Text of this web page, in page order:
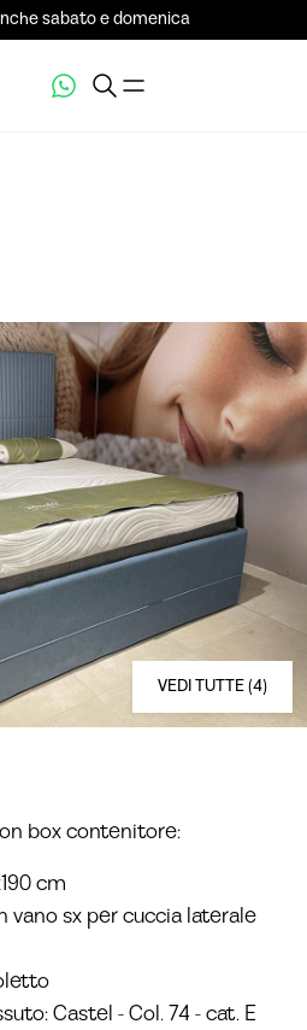
sabato e domenica
VEDI TUTTE (4)
box contenitore:
cm
vano sx per cuccia laterale
Castel - Col. 74 - cat. E